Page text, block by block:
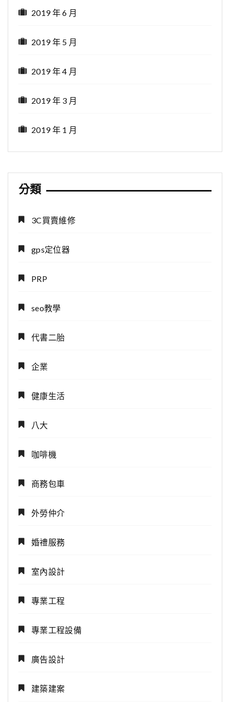
2019 年 6 月
2019 年 5 月
2019 年 4 月
2019 年 3 月
2019 年 1 月
分類
3C買賣維修
gps定位器
PRP
seo教學
代書二胎
企業
健康生活
八大
咖啡機
商務包車
外勞仲介
婚禮服務
室內設計
專業工程
專業工程設備
廣告設計
建築建案